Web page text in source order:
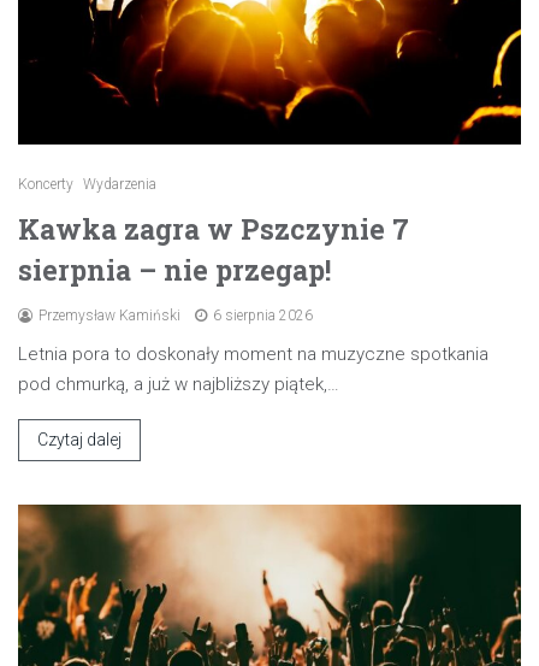
Koncerty Wydarzenia
Kawka zagra w Pszczynie 7
sierpnia – nie przegap!
Przemysław Kamiński 6 sierpnia 2026
Letnia pora to doskonały moment na muzyczne spotkania
pod chmurką, a już w najbliższy piątek,…
Czytaj dalej